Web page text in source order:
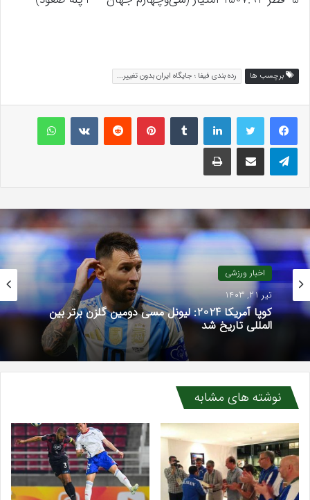
برچسب ها رده بندی فیفا ؛ جایگاه ایران بدون تغییر...
لینکداینتامبلر پینتریستReddit
VKontakteواتس آپ
تلگرام اشتراک گذاری با ایمیل چاپ
اخبار ورزشی
تیر 21, 1403
کوپا آمریکا 2024: لیونل مسی دومین گلزن برتر بین
المللی تاریخ شد
نوشته های مشابه